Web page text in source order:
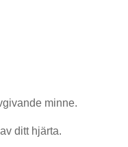
minne.
ditt hjärta.